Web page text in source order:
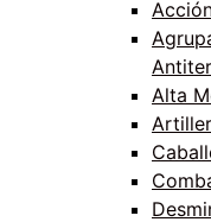
Alta